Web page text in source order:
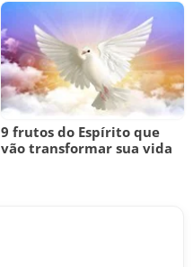
9 frutos do Espírito que
vão transformar sua vida